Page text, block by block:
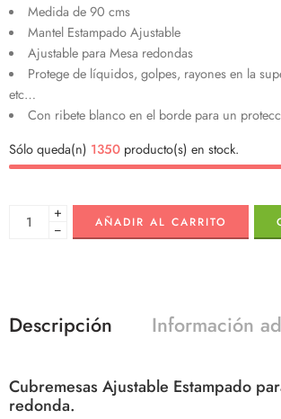
Medida de 90 cms
Mantel Estampado Ajustable
Ajustable para Mesa redondas
Protege de líquidos, golpes, rayones en la
etc…
Con ribete blanco en el borde para un
Sólo queda(n) 1350 producto(s) en stock.
+
−
AÑADIR AL CARRITO
Descripción Información
Cubremesas Ajustable Estampado
redonda.